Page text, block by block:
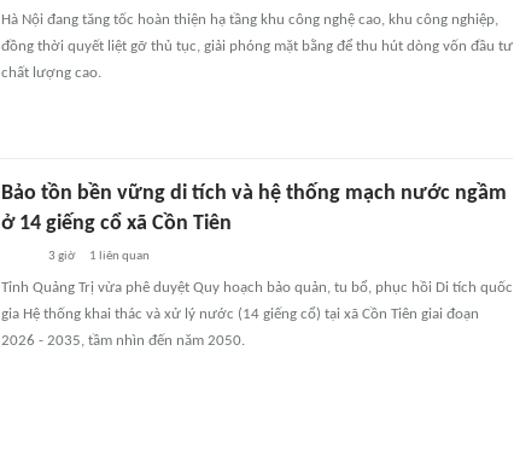
Hà Nội đang tăng tốc hoàn thiện hạ tầng khu công nghệ cao, khu công nghiệp,
đồng thời quyết liệt gỡ thủ tục, giải phóng mặt bằng để thu hút dòng vốn đầu tư
chất lượng cao.
Bảo tồn bền vững di tích và hệ thống mạch nước ngầm
ở 14 giếng cổ xã Cồn Tiên
3 giờ 1 liên quan
Tỉnh Quảng Trị vừa phê duyệt Quy hoạch bảo quản, tu bổ, phục hồi Di tích quốc
gia Hệ thống khai thác và xử lý nước (14 giếng cổ) tại xã Cồn Tiên giai đoạn
2026 - 2035, tầm nhìn đến năm 2050.